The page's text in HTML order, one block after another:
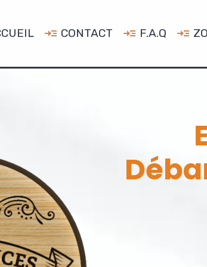
CONTACT F.A.Q